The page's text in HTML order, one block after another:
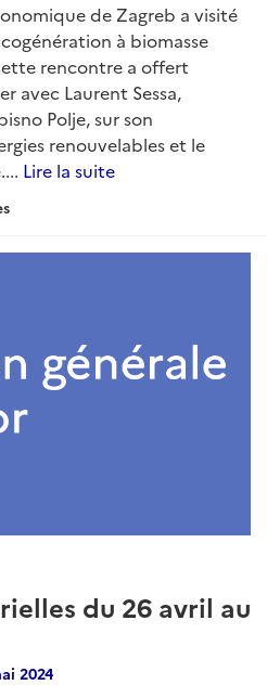
de Zagreb a visité
à biomasse
rencontre a offert
avec Laurent Sessa,
Polje, sur son
renouvelables et le
Lire la suite
du 26 avril au
2024